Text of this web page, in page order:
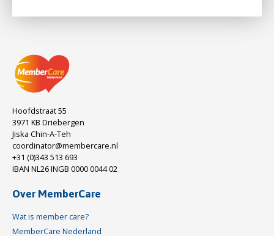
Hoofdstraat 55
3971 KB Driebergen
Jiska Chin-A-Teh
coordinator@membercare.nl
+31 (0)343 513 693
IBAN NL26 INGB 0000 0044 02
Over MemberCare
Wat is member care?
MemberCare Nederland